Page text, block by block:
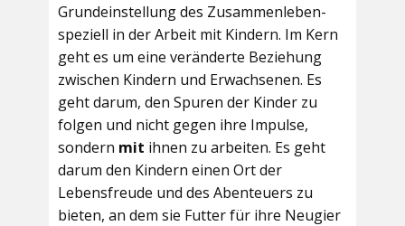
Grundeinstellung des Zusammenleben-
speziell in der Arbeit mit Kindern. Im Kern
geht es um eine veränderte Beziehung
zwischen Kindern und Erwachsenen. Es
geht darum, den Spuren der Kinder zu
folgen und nicht gegen ihre Impulse,
sondern mit ihnen zu arbeiten. Es geht
darum den Kindern einen Ort der
Lebensfreude und des Abenteuers zu
bieten, an dem sie Futter für ihre Neugier